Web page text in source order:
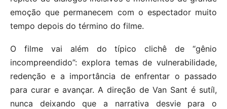
emoção que permanecem com o espectador muito
tempo depois do término do filme.
O filme vai além do típico clichê de “gênio
incompreendido”: explora temas de vulnerabilidade,
redenção e a importância de enfrentar o passado
para curar e avançar. A direção de Van Sant é sutíl,
nunca deixando que a narrativa desvie para o